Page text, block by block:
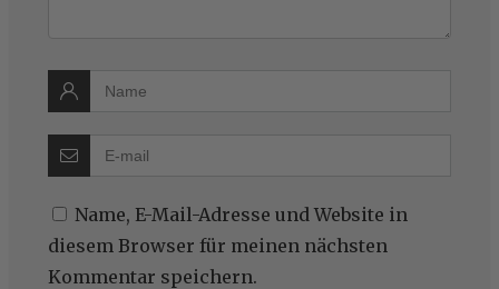
Name, E-Mail-Adresse und Website in
diesem Browser für meinen nächsten
Kommentar speichern.